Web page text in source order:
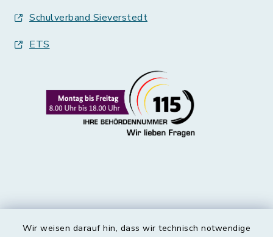
Wir weisen darauf hin, dass wir technisch notwendige
Schulverband Sieverstedt
ETS